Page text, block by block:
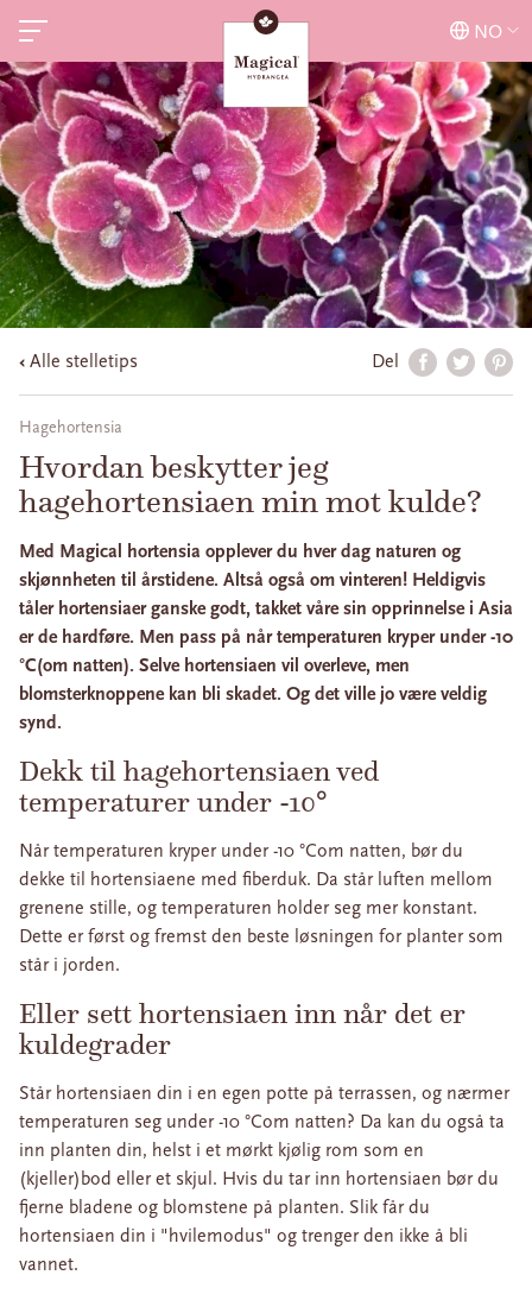
NO
Alle stelletips Del
Hagehortensia
Hvordan beskytter jeg
hagehortensiaen min mot kulde?
Med Magical hortensia opplever du hver dag naturen og
skjønnheten til årstidene. Altså også om vinteren! Heldigvis
tåler hortensiaer ganske godt, takket våre sin opprinnelse i Asia
er de hardføre. Men pass på når temperaturen kryper under -10
°C(om natten). Selve hortensiaen vil overleve, men
blomsterknoppene kan bli skadet. Og det ville jo være veldig
synd.
Dekk til hagehortensiaen ved
temperaturer under -10°
Når temperaturen kryper under -10 °Com natten, bør du
dekke til hortensiaene med fiberduk. Da står luften mellom
grenene stille, og temperaturen holder seg mer konstant.
Dette er først og fremst den beste løsningen for planter som
står i jorden.
Eller sett hortensiaen inn når det er
kuldegrader
Står hortensiaen din i en egen potte på terrassen, og nærmer
temperaturen seg under -10 °Com natten? Da kan du også ta
inn planten din, helst i et mørkt kjølig rom som en
(kjeller)bod eller et skjul. Hvis du tar inn hortensiaen bør du
fjerne bladene og blomstene på planten. Slik får du
hortensiaen din i "hvilemodus" og trenger den ikke å bli
vannet.